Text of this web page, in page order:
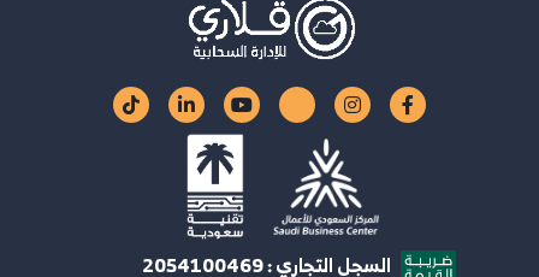
السجل التجاري : 2054100469